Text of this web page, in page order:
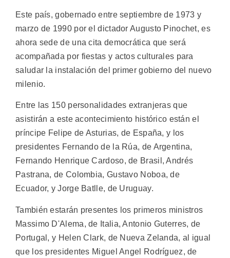
Este país, gobernado entre septiembre de 1973 y
marzo de 1990 por el dictador Augusto Pinochet, es
ahora sede de una cita democrática que será
acompañada por fiestas y actos culturales para
saludar la instalación del primer gobierno del nuevo
milenio.
Entre las 150 personalidades extranjeras que
asistirán a este acontecimiento histórico están el
príncipe Felipe de Asturias, de España, y los
presidentes Fernando de la Rúa, de Argentina,
Fernando Henrique Cardoso, de Brasil, Andrés
Pastrana, de Colombia, Gustavo Noboa, de
Ecuador, y Jorge Batlle, de Uruguay.
También estarán presentes los primeros ministros
Massimo D'Alema, de Italia, Antonio Guterres, de
Portugal, y Helen Clark, de Nueva Zelanda, al igual
que los presidentes Miguel Angel Rodríguez, de